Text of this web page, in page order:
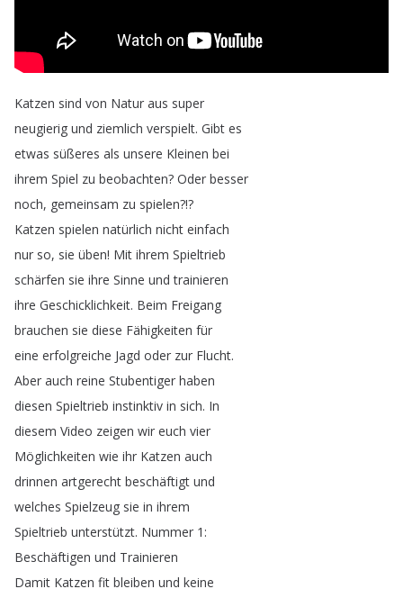
Katzen sind von Natur aus super
neugierig und ziemlich verspielt. Gibt es
etwas süßeres als unsere Kleinen bei
ihrem Spiel zu beobachten? Oder besser
noch, gemeinsam zu spielen?!?
Katzen spielen natürlich nicht einfach
nur so, sie üben! Mit ihrem Spieltrieb
schärfen sie ihre Sinne und trainieren
ihre Geschicklichkeit. Beim Freigang
brauchen sie diese Fähigkeiten für
eine erfolgreiche Jagd oder zur Flucht.
Aber auch reine Stubentiger haben
diesen Spieltrieb instinktiv in sich. In
diesem Video zeigen wir euch vier
Möglichkeiten wie ihr Katzen auch
drinnen artgerecht beschäftigt und
welches Spielzeug sie in ihrem
Spieltrieb unterstützt. Nummer 1:
Beschäftigen und Trainieren
Damit Katzen fit bleiben und keine